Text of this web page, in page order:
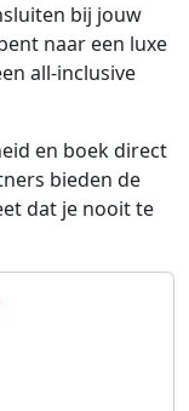
bij jouw
naar een luxe
all-inclusive
en boek direct
bieden de
dat je nooit te